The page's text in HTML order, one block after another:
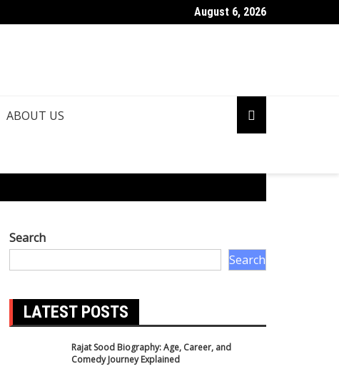
August 6, 2026
ABOUT US
Search
Search
LATEST POSTS
Rajat Sood Biography: Age, Career, and
Comedy Journey Explained